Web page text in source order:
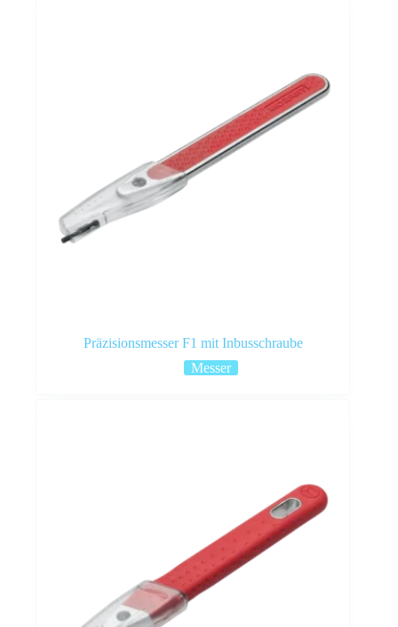
Präzisionsmesser F1 mit Inbusschraube
Messer